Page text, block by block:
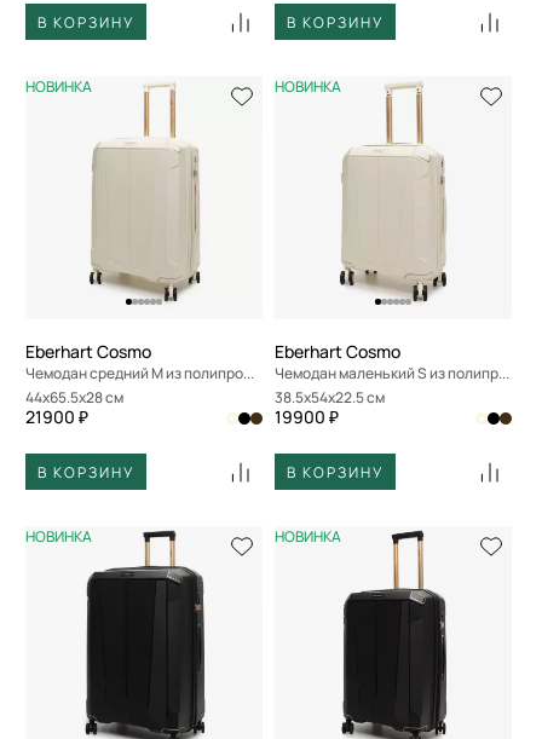
В КОРЗИНУ
В КОРЗИНУ
НОВИНКА
Eberhart Cosmo
Чемодан средний M из полипропилена
44x65.5x28 см
21900 ₽
В КОРЗИНУ
НОВИНКА
Eberhart Cosmo
Чемодан маленький S из полипропилена
38.5x54x22.5 см
19900 ₽
В КОРЗИНУ
НОВИНКА НОВИНКА